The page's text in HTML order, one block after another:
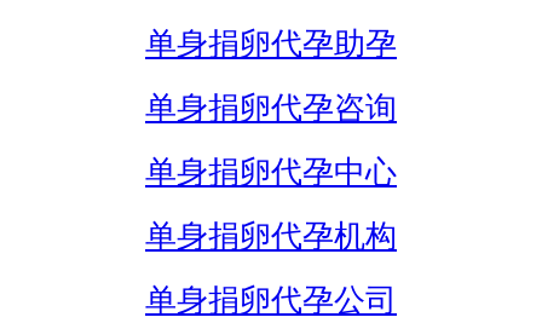
单身捐卵代孕助孕
单身捐卵代孕咨询
单身捐卵代孕中心
单身捐卵代孕机构
单身捐卵代孕公司